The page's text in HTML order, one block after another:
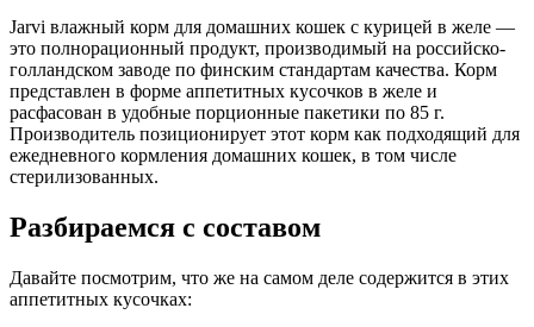
Аналитический состав
белки - 8 г, жиры - 5,0 г, зола - 2,5 г, клетчатка - 0,5 г, влага - 82
г
Дополнительные ингредиенты
Пищевая ценность
Белок (%)
8
Jarvi влажный корм для домашних кошек с курицей в желе —
это полнорационный продукт, производимый на российско-
голландском заводе по финским стандартам качества. Корм
представлен в форме аппетитных кусочков в желе и
расфасован в удобные порционные пакетики по 85 г.
Производитель позиционирует этот корм как подходящий для
ежедневного кормления домашних кошек, в том числе
стерилизованных.
Разбираемся с составом
Давайте посмотрим, что же на самом деле содержится в этих
аппетитных кусочках: